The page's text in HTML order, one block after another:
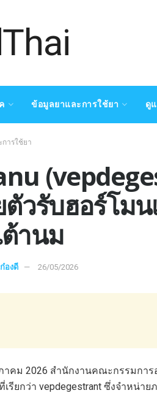
ข้อมูลยาและการใช้ยา ดู
ารใช้ยา
วรับฮอร์โมน
ต้านม
องดี 26/05/2026
าคม 2026 สำนักงานคณะกรรมการ
รียกว่า vepdegestrant ซึ่งจำหน่า